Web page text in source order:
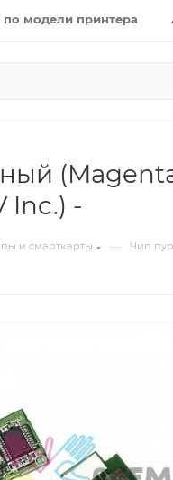
модели принтера
Inc.) -
и смарткарты — Чип